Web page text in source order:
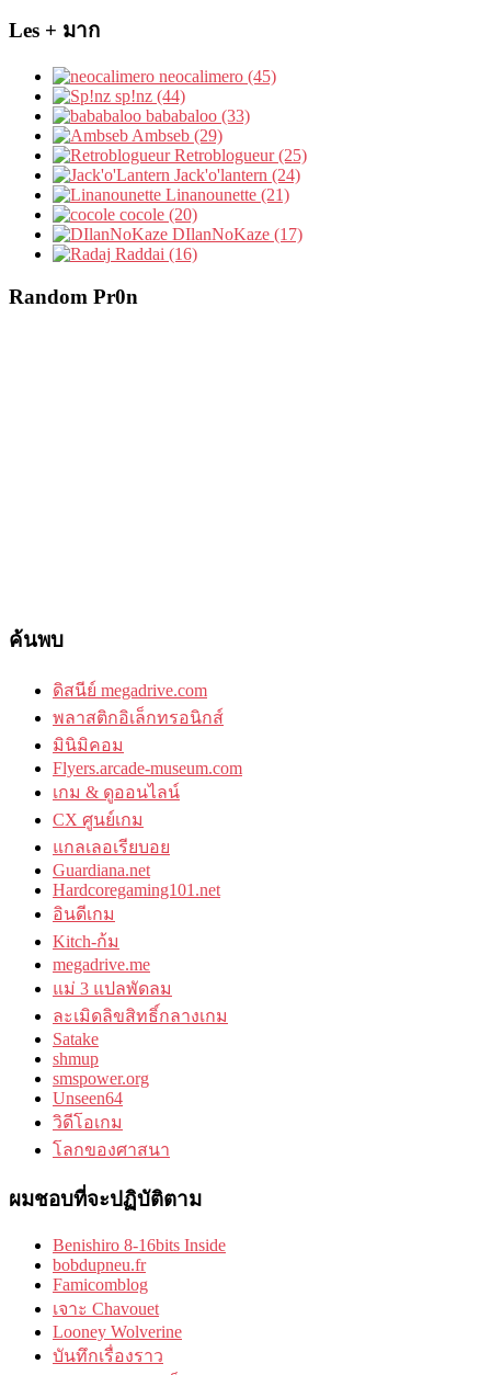
Les + มาก
neocalimero (45)
sp!nz (44)
bababaloo (33)
Ambseb (29)
Retroblogueur (25)
Jack'o'lantern (24)
Linanounette (21)
cocole (20)
DIlanNoKaze (17)
Raddai (16)
Random Pr0n
ค้นพบ
ดิสนีย์ megadrive.com
พลาสติกอิเล็กทรอนิกส์
มินิมิคอม
Flyers.arcade-museum.com
เกม & ดูออนไลน์
CX ศูนย์เกม
แกลเลอเรียบอย
Guardiana.net
Hardcoregaming101.net
อินดีเกม
Kitch-ก้ม
megadrive.me
แม่ 3 แปลพัดลม
ละเมิดลิขสิทธิ์กลางเกม
Satake
shmup
smspower.org
Unseen64
วิดีโอเกม
โลกของศาสนา
ผมชอบที่จะปฏิบัติตาม
Benishiro 8-16bits Inside
bobdupneu.fr
Famicomblog
เจาะ Chavouet
Looney Wolverine
บันทึกเรื่องราว